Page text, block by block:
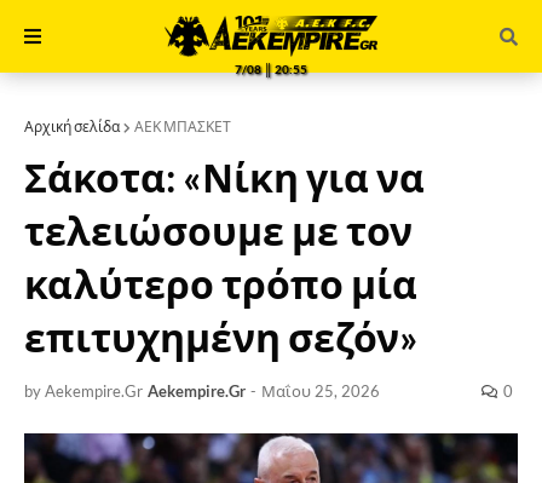
7/08 ║ 20:55
Αρχική σελίδα ΑΕΚ ΜΠΑΣΚΕΤ
Σάκοτα: «Νίκη για να
τελειώσουμε με τον
καλύτερο τρόπο μία
επιτυχημένη σεζόν»
by Aekempire.Gr Aekempire.Gr - Μαΐου 25, 2026 0